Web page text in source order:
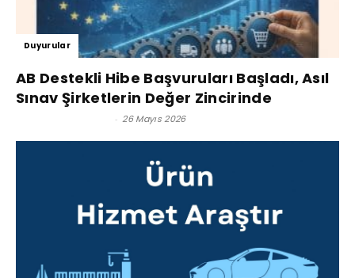
Duyurular
AB Destekli Hibe Başvuruları Başladı, Asıl
Sınav Şirketlerin Değer Zincirinde
- 26 Mayıs 2026